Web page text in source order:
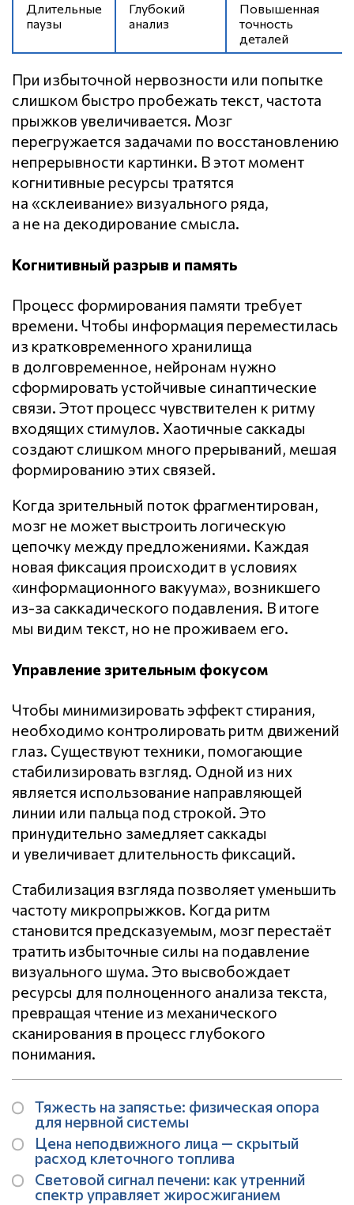
Длительные
паузы
Глубокий
анализ
Повышенная
точность
деталей
При избыточной нервозности или попытке
слишком быстро пробежать текст, частота
прыжков увеличивается. Мозг
перегружается задачами по восстановлению
непрерывности картинки. В этот момент
когнитивные ресурсы тратятся
на «склеивание» визуального ряда,
а не на декодирование смысла.
Когнитивный разрыв и память
Процесс формирования памяти требует
времени. Чтобы информация переместилась
из кратковременного хранилища
в долговременное, нейронам нужно
сформировать устойчивые синаптические
связи. Этот процесс чувствителен к ритму
входящих стимулов. Хаотичные саккады
создают слишком много прерываний, мешая
формированию этих связей.
Когда зрительный поток фрагментирован,
мозг не может выстроить логическую
цепочку между предложениями. Каждая
новая фиксация происходит в условиях
«информационного вакуума», возникшего
из-за саккадического подавления. В итоге
мы видим текст, но не проживаем его.
Управление зрительным фокусом
Чтобы минимизировать эффект стирания,
необходимо контролировать ритм движений
глаз. Существуют техники, помогающие
стабилизировать взгляд. Одной из них
является использование направляющей
линии или пальца под строкой. Это
принудительно замедляет саккады
и увеличивает длительность фиксаций.
Стабилизация взгляда позволяет уменьшить
частоту микропрыжков. Когда ритм
становится предсказуемым, мозг перестаёт
тратить избыточные силы на подавление
визуального шума. Это высвобождает
ресурсы для полноценного анализа текста,
превращая чтение из механического
сканирования в процесс глубокого
понимания.
Тяжесть на запястье: физическая опора
для нервной системы
Цена неподвижного лица — скрытый
расход клеточного топлива
Световой сигнал печени: как утренний
спектр управляет жиросжиганием